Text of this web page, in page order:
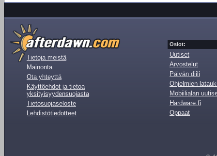
Tietoja meistä
Mainonta
Ota yhteyttä
Käyttöehdot ja tietoa
yksityisyydensuojasta
Tietosuojaseloste
Lehdistötiedotteet
Osiot:
Uutiset
Arvostelut
Päivän diili
Ohjelmien
Mobiilialan
Hardware.fi
Oppaat